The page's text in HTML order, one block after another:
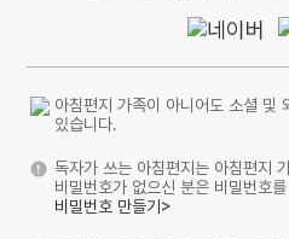
아침편지 가족이 아니어도 소셜 및
있습니다.
독자가 쓰는 아침편지는 아침편지
비밀번호가 없으신 분은 비밀번호
비밀번호 만들기>